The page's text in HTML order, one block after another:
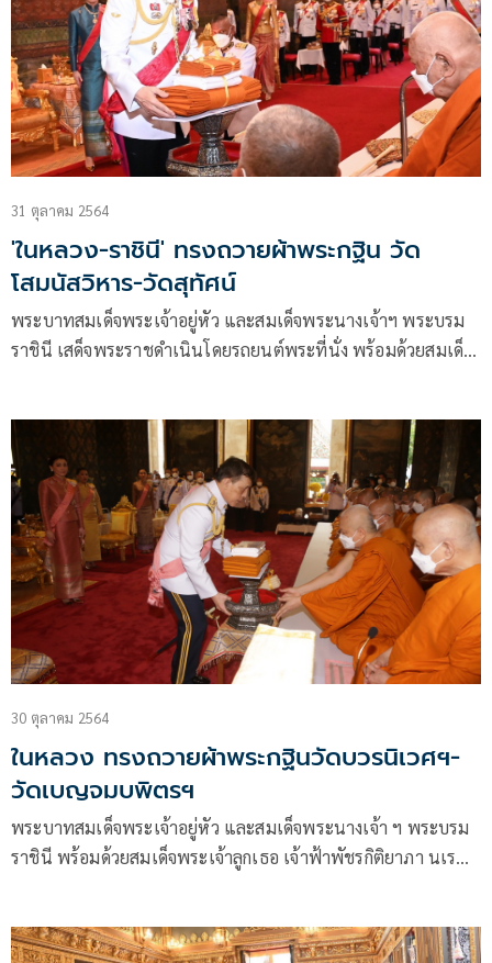
31 ตุลาคม 2564
'ในหลวง-ราชินี' ทรงถวายผ้าพระกฐิน วัด
โสมนัสวิหาร-วัดสุทัศน์
พระบาทสมเด็จพระเจ้าอยู่หัว และสมเด็จพระนางเจ้าฯ พระบรม
ราชินี เสด็จพระราชดำเนินโดยรถยนต์พระที่นั่ง พร้อมด้วยสมเด็จ
พิลาสกัลยาณี จากพระที่นั่ง
30 ตุลาคม 2564
ในหลวง ทรงถวายผ้าพระกฐินวัดบวรนิเวศฯ-
วัดเบญจมบพิตรฯ
พระบาทสมเด็จพระเจ้าอยู่หัว และสมเด็จพระนางเจ้า ฯ พระบรม
ราชินี พร้อมด้วยสมเด็จพระเจ้าลูกเธอ เจ้าฟ้าพัชรกิติยาภา นเรนทิ